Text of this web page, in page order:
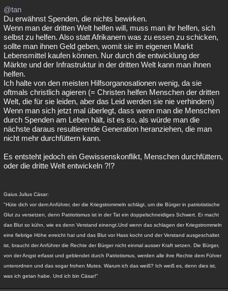
@tan
Du erwähnst Spenden, die nichts bewirken.
Wenn man der dritten Welt helfen will, muss man ihr helfen, sich
selbst zu helfen. Also statt Afrikanern was zu essen zu schicken,
sollte man ihnen Geld geben, womit sie im eigenen Markt
Lebensmittel kaufen können. Nur durch die entwicklung der
Märkte und der Infrastruktur in der dritten Welt kann man ihnen
helfen.
Ich halte von den meisten Hilfsorganosationen wenig, da sie
oftmals christlich agieren (= Christen helfen Menschen der dritten
Welt, die für sie leiden, aber das Leid werden sie nie verhindern)
Wenn man sich jetzt mal überlegt, dass wenn man die Menschen
durch Spenden am Leben hält, ist es so, als würde man die
nächste daraus resultierende Generation heranziehen, die man
nicht mehr durchfüttern kann.
Es entsteht jedoch ein Gewissenskonflikt, Menschen durchfüttern,
oder die dritte Welt entwickeln ?!?
Gaius Julius Cäsar:
"Hüte dich vor dem Anführer, der die Kriegstrommeln schlägt, um die Bürger in patriotistische
Glut zu versetzen, denn Patriotismus ist in der Tat ein doppelschneidiges Schwert. Er macht
das Blut so kühn, wie es denn Verstand einengt.Und wenn das schlagen der Kriegstrommeln
eine fiebrige Höhe erreicht hat und das Blut vor Hass kocht und der Verstand ausgeschaltet
ist, braucht der Anführer die Rechte der Bürger nicht einmal ausser Kraft setzen. Die Bürger,
von der Angst erfasst und geblendet durch Patriotismus, werden alle ihre Rechte dem Führer
unterordnen und das sogar frohen Mutes. Warum ich das weiß? Ich weiß es, denn dies ist,
was ich getan habe. Und ich bin Cäsar!"